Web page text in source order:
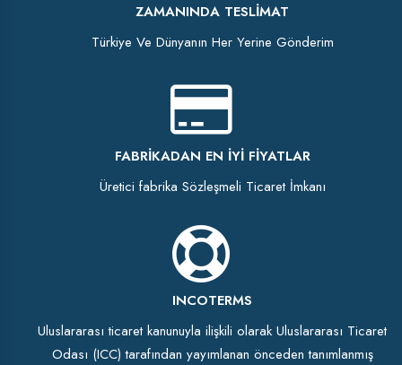
ZAMANINDA TESLIMAT
Türkiye Ve Dünyanın Her Yerine Gönderim
FABRIKADAN EN İYI FIYATLAR
Üretici fabrika Sözleşmeli Ticaret İmkanı
INCOTERMS
Uluslararası ticaret kanunuyla ilişkili olarak Uluslararası Ticaret
Odası (ICC) tarafından yayımlanan önceden tanımlanmış